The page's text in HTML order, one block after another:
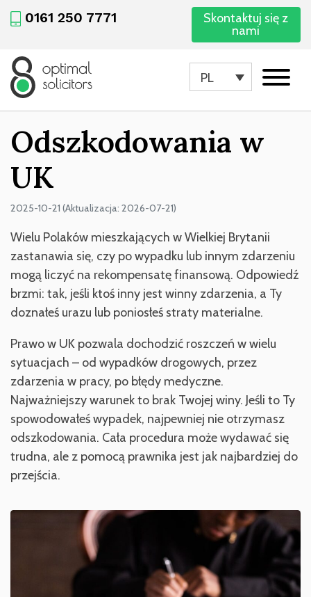
0161 250 7771
Skontaktuj się z
nami
PL
Odszkodowania w
UK
2025-10-21 (Aktualizacja: 2026-07-21)
Wielu Polaków mieszkających w Wielkiej Brytanii
zastanawia się, czy po wypadku lub innym zdarzeniu
mogą liczyć na rekompensatę finansową. Odpowiedź
brzmi: tak, jeśli ktoś inny jest winny zdarzenia, a Ty
doznałeś urazu lub poniosłeś straty materialne.
Prawo w UK pozwala dochodzić roszczeń w wielu
sytuacjach – od wypadków drogowych, przez
zdarzenia w pracy, po błędy medyczne.
Najważniejszy warunek to brak Twojej winy. Jeśli to Ty
spowodowałeś wypadek, najpewniej nie otrzymasz
odszkodowania. Cała procedura może wydawać się
trudna, ale z pomocą prawnika jest jak najbardziej do
przejścia.